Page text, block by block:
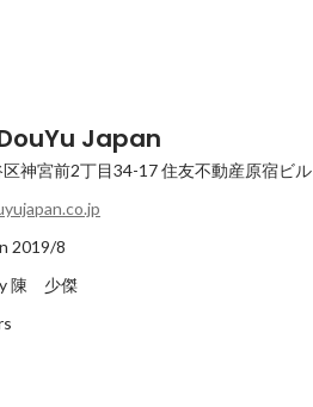
Japan
神宮前2丁目34-17住友不動産原宿ビル
2019/8
陳 少傑